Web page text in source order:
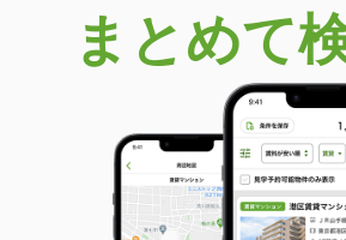
まとめて